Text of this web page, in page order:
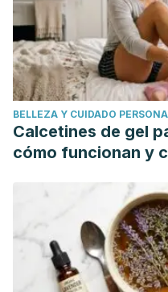
Harris, J. C., Cottrell, S.
Antimicrobial properties
Microbiology and
https://doi.org/10.1007/
Meyer, S. A., &
Encyclopedia of
https://doi.org/10.1016/
Marcelo, adolfo. (2002).
https://doi.org/10.23736/
Klaenhammer, T. R.,
Rescigno, M. (2012).
prebiotics on the
Immunology.
https://
BELLEZA Y CUIDADO
Calcetines de gel
cómo funcionan y